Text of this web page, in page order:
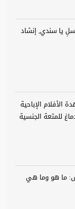
يا سندي, إنشاد
الأفلام الإباحية
للمتعة الجنسية
ما هو وما هي